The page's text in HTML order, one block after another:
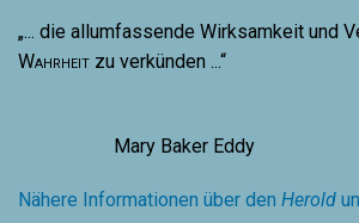
„... die allumfassende Wirksamkeit und
Wahrheit zu verkünden ...“
Mary Baker Eddy
Nähere Informationen über den Herold